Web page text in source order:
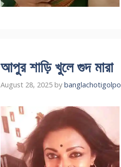
আপুর শাড়ি খুলে গুদ মারা
August 28, 2025 by